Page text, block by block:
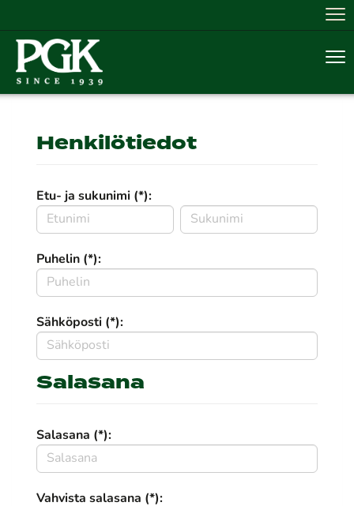
Henkilötiedot
Etu- ja sukunimi (*):
Puhelin (*):
Sähköposti (*):
Salasana
Salasana (*):
Vahvista salasana (*):